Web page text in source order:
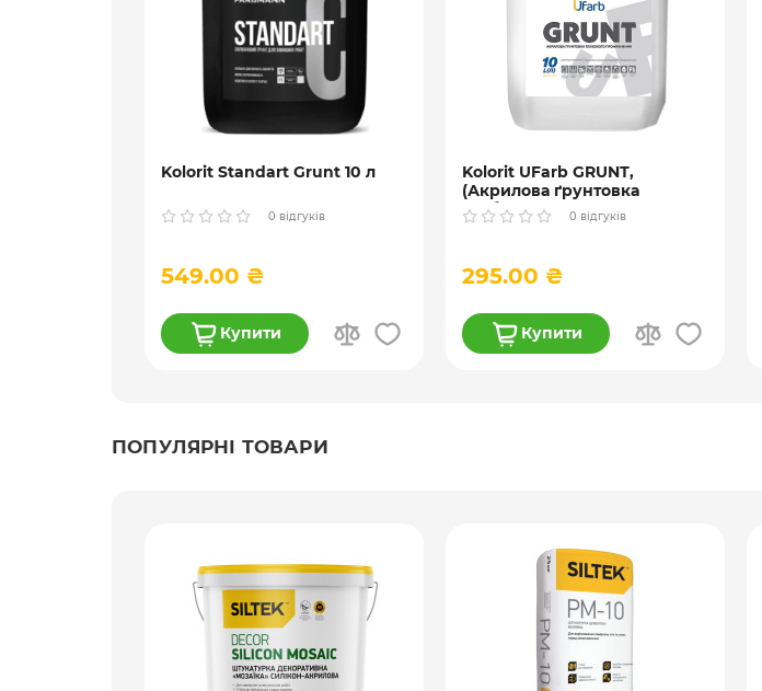
Kolorit Standart Grunt 10 л
0 відгуків
549.00 ₴
Купити
Kolorit UFarb GRUNТ,
(Акрилова ґрунтовка
глибокого проникнення ) 10
л
0 відгуків
295.00 ₴
Купити
ПОПУЛЯРНІ ТОВАРИ